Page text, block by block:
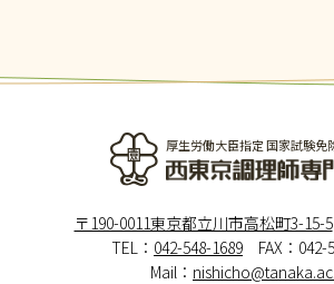
厚生労働大臣指定 国家試験免
〒190-0011東京都立川市高松町3-15-5
TEL： 042-548-1689 FAX：042-
Mail：